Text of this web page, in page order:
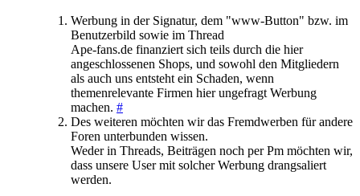
Werbung in der Signatur, dem "www-Button" bzw. im
Benutzerbild sowie im Thread
Ape-fans.de finanziert sich teils durch die hier
angeschlossenen Shops, und sowohl den Mitgliedern
als auch uns entsteht ein Schaden, wenn
themenrelevante Firmen hier ungefragt Werbung
machen. #
Des weiteren möchten wir das Fremdwerben für andere
Foren unterbunden wissen.
Weder in Threads, Beiträgen noch per Pm möchten wir,
dass unsere User mit solcher Werbung drangsaliert
werden.